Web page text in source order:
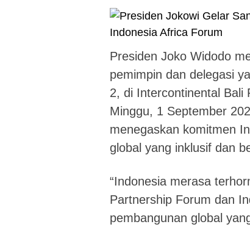
Presiden Joko Widodo
pemimpin dan delegasi
2, di Intercontinental Bali
Minggu, 1 September
menegaskan komitmen
global yang inklusif dan
“Indonesia merasa
Partnership Forum dan
pembangunan global